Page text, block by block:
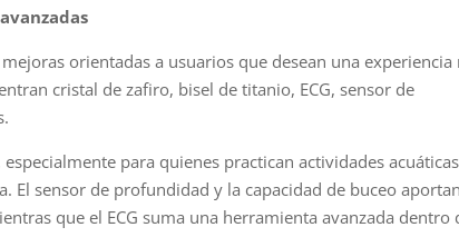
orientadas a usuarios que desean una experiencia
cristal de zafiro, bisel de titanio, ECG, sensor de
para quienes practican actividades
El sensor de profundidad y la capacidad de buceo aportan
que el ECG suma una herramienta avanzada dentro